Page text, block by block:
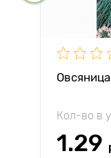
Кол-во в
1.29